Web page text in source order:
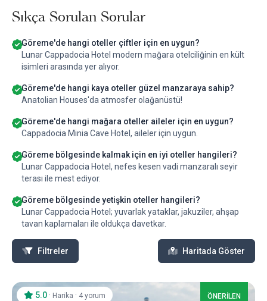
Sıkça Sorulan Sorular
Göreme'de hangi oteller çiftler için en uygun?
Lunar Cappadocia Hotel modern mağara otelciliğinin en kült
isimleri arasında yer alıyor.
Göreme'de hangi kaya oteller güzel manzaraya sahip?
Anatolian Houses'da atmosfer olağanüstü!
Göreme'de hangi mağara oteller aileler için en uygun?
Cappadocia Minia Cave Hotel, aileler için uygun.
Göreme bölgesinde kalmak için en iyi oteller hangileri?
Lunar Cappadocia Hotel, nefes kesen vadi manzaralı seyir
terası ile mest ediyor.
Göreme bölgesinde yetişkin oteller hangileri?
Lunar Cappadocia Hotel; yuvarlak yataklar, jakuziler, ahşap
tavan kaplamaları ile oldukça davetkar.
Filtreler Haritada Göster
5.0 · Harika · 4 yorum ÖNERİLEN